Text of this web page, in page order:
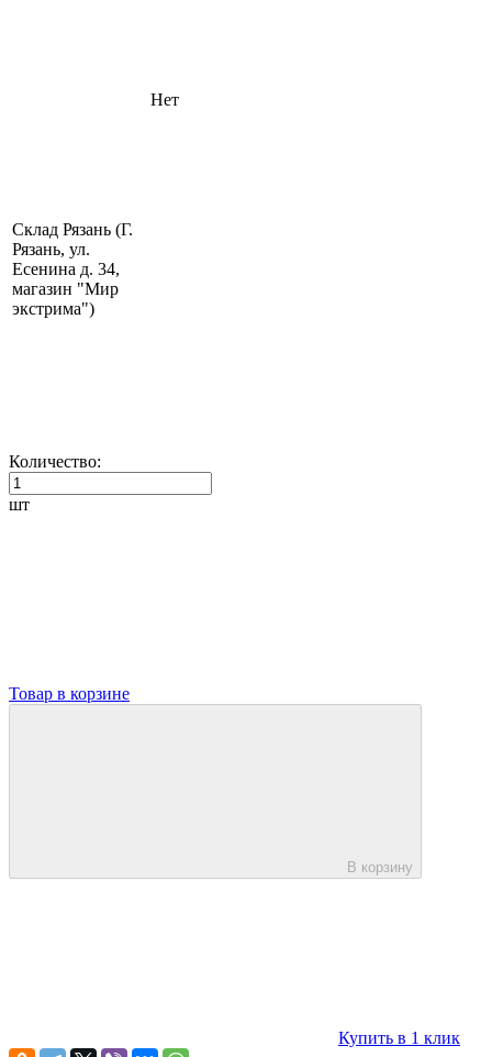
Склад Рязань (Г.
Рязань, ул.
Есенина д. 34,
магазин "Мир
экстрима")
Нет
Количество:
шт
Товар в корзине
В корзину
Купить в 1 клик